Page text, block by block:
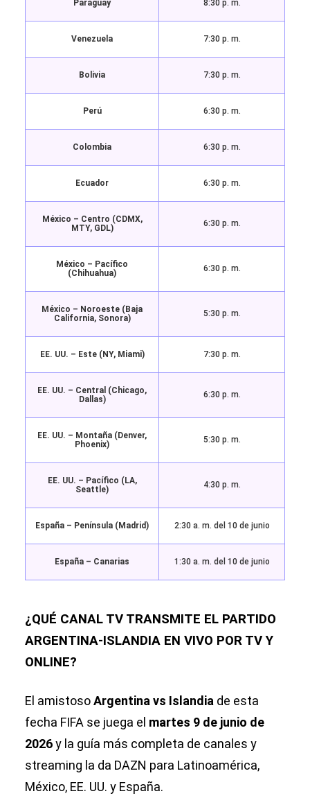
Paraguay 8:30 p. m.
Venezuela 7:30 p. m.
Bolivia 7:30 p. m.
Perú 6:30 p. m.
Colombia 6:30 p. m.
Ecuador 6:30 p. m.
México – Centro (CDMX,
MTY, GDL)
6:30 p. m.
México – Pacífico
(Chihuahua)
6:30 p. m.
México – Noroeste (Baja
California, Sonora)
5:30 p. m.
EE. UU. – Este (NY, Miami) 7:30 p. m.
EE. UU. – Central (Chicago,
Dallas)
6:30 p. m.
EE. UU. – Montaña (Denver,
Phoenix)
5:30 p. m.
EE. UU. – Pacífico (LA,
Seattle)
4:30 p. m.
España – Península (Madrid) 2:30 a. m. del 10 de junio
España – Canarias 1:30 a. m. del 10 de junio
¿QUÉ CANAL TV TRANSMITE EL PARTIDO
ARGENTINA-ISLANDIA EN VIVO POR TV Y
ONLINE?
El amistosoArgentina vs Islandia de esta
fecha FIFA se juega el martes 9 de junio de
2026y la guía más completa de canales y
streaming la da DAZN para Latinoamérica,
México, EE. UU. y España.